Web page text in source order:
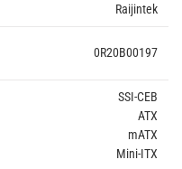
Raijintek
0R20B00197
SSI-CEB
ATX
mATX
Mini-ITX